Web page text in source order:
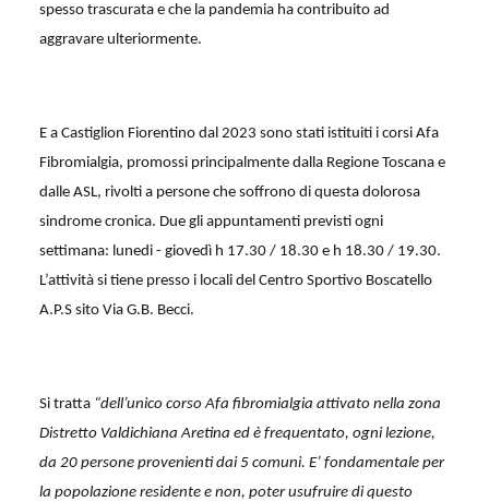
spesso trascurata e che la pandemia ha contribuito ad
aggravare ulteriormente.
E a Castiglion Fiorentino dal 2023 sono stati istituiti i corsi Afa
Fibromialgia, promossi principalmente dalla Regione Toscana e
dalle ASL, rivolti a persone che soffrono di questa dolorosa
sindrome cronica. Due gli appuntamenti previsti ogni
settimana: lunedi - giovedì h 17.30 / 18.30 e h 18.30 / 19.30.
L’attività si tiene presso i locali del Centro Sportivo Boscatello
A.P.S sito Via G.B. Becci.
Si tratta “dell’unico corso Afa fibromialgia attivato nella zona
Distretto Valdichiana Aretina ed è frequentato, ogni lezione,
da 20 persone provenienti dai 5 comuni. E’ fondamentale per
la popolazione residente e non, poter usufruire di questo